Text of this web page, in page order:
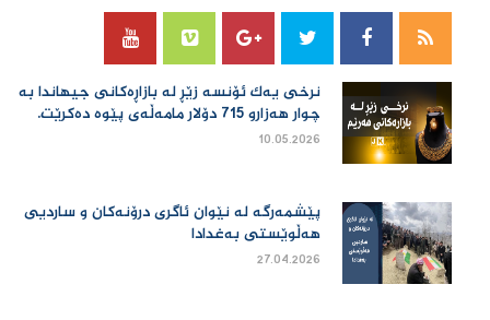
نرخی یەك ئۆنسە زێڕ لە بازاڕەكانی جیهاندا بە
چوار هەزارو 715 دۆلار مامەڵەی پێوە دەكرێت.
10.05.2026
پێشمەرگە لە نێوان ئاگری درۆنەکان و ساردیی
هەڵوێستی بەغدادا
27.04.2026